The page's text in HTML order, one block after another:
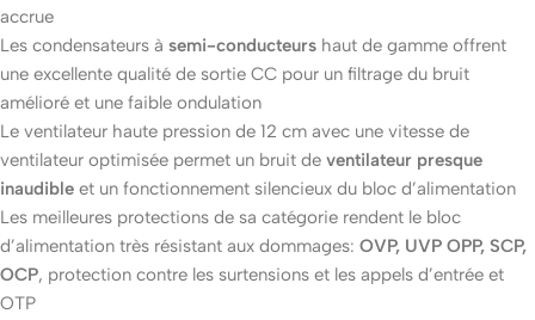
accrue
Les condensateurs à semi-conducteurs haut de gamme offrent
une excellente qualité de sortie CC pour un filtrage du bruit
amélioré et une faible ondulation
Le ventilateur haute pression de 12 cm avec une vitesse de
ventilateur optimisée permet un bruit de ventilateur presque
inaudible et un fonctionnement silencieux du bloc d’alimentation
Les meilleures protections de sa catégorie rendent le bloc
d’alimentation très résistant aux dommages: OVP, UVP OPP, SCP,
OCP, protection contre les surtensions et les appels d’entrée et
OTP